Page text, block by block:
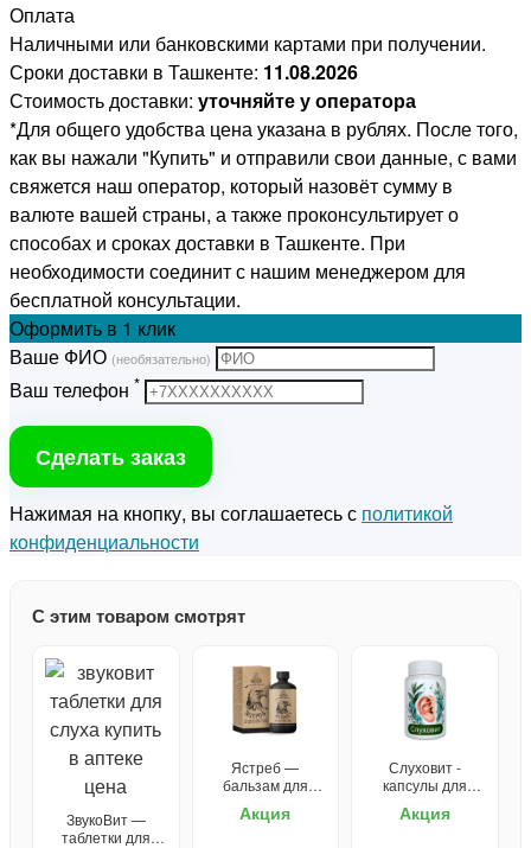
Оплата
Наличными или банковскими картами при получении.
Сроки доставки в Ташкенте: 11.08.2026
Стоимость доставки: уточняйте у оператора
*Для общего удобства цена указана в рублях. После того,
как вы нажали "Купить" и отправили свои данные, с вами
свяжется наш оператор, который назовёт сумму в
валюте вашей страны, а также проконсультирует о
способах и сроках доставки в Ташкенте. При
необходимости соединит с нашим менеджером для
бесплатной консультации.
Оформить в 1 клик
Ваше ФИО (необязательно)
Ваш телефон *
Сделать заказ
Нажимая на кнопку, вы соглашаетесь с политикой
конфиденциальности
С этим товаром смотрят
ЗвукоВит —
таблетки для
Ястреб —
бальзам для
Акция
Слуховит -
капсулы для
Акция